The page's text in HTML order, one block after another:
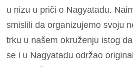
u nizu u priči o Nagyatadu.
smislili da organizujemo svoju
trku u našem okruženju istog
se i u Nagyatadu održao